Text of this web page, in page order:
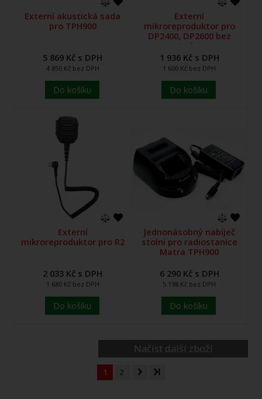
Externí akustická sada
pro TPH900
5 869 Kč s DPH
4 850 Kč bez DPH
Do košíku
Externí
mikroreproduktor pro
DP2400, DP2600 bez
Jacka
1 936 Kč s DPH
1 600 Kč bez DPH
Do košíku
Externí
mikroreproduktor pro R2
2 033 Kč s DPH
1 680 Kč bez DPH
Do košíku
Jednonásobný nabíječ
stolní pro radiostanice
Matra TPH900
6 290 Kč s DPH
5 198 Kč bez DPH
Do košíku
Načíst další zboží
1 2